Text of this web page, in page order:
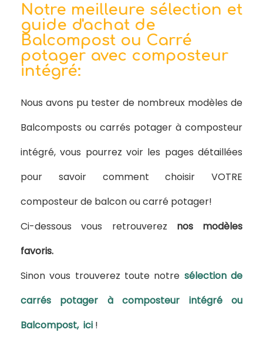
Notre meilleure sélection et
guide d'achat de
Balcompost ou Carré
potager avec composteur
intégré:
Nous avons pu tester de nombreux modèles de
Balcomposts ou carrés potager à composteur
intégré, vous pourrez voir les pages détaillées
pour savoir comment choisir VOTRE
composteur de balcon ou carré potager!
Ci-dessous vous retrouverez nos modèles
favoris.
Sinon vous trouverez toute notre sélection de
carrés potager à composteur intégré ou
Balcompost, ici !